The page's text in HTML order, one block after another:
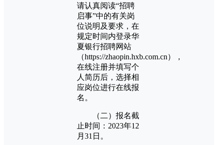
请认真阅读“招聘
启事”中的有关岗
位说明及要求，在
规定时间内登录华
夏银行招聘网站
（https://zhaopin.hxb.com.cn），
在线注册并填写个
人简历后，选择相
应岗位进行在线报
名。
（二）报名截
止时间：2023年12
月31日。